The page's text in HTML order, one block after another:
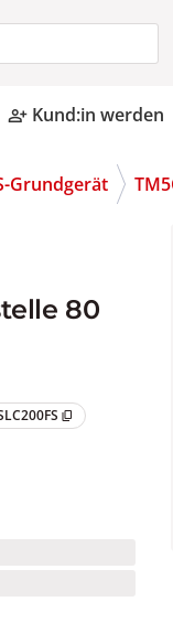
person_add_alt Kund:in werden
Grundgerät
80
content_copy